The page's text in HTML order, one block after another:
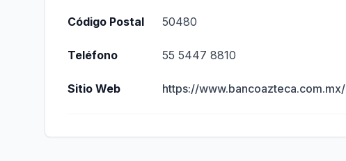
Código Postal 50480
Teléfono 55 5447 8810
Sitio Web https://www.bancoazteca.com.mx/